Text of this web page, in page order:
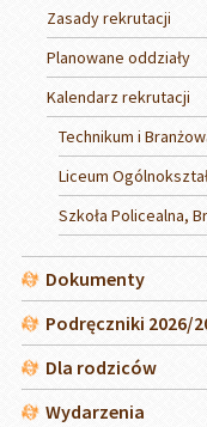
Zasady rekrutacji
Planowane oddziały
Kalendarz rekrutacji
Technikum i
Liceum
Szkoła Policealna,
Dokumenty
Podręczniki 2026/
Dla rodziców
Wydarzenia